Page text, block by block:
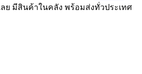
ย มีสินค้าในคลัง พร้อมส่งทั่วประเทศ